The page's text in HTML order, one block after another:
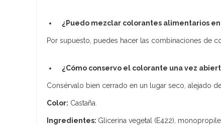
¿Puedo mezclar colorantes alimentarios
Por supuesto, puedes hacer las combinaciones de
¿Cómo conservo el colorante una vez
Consérvalo bien cerrado en un lugar seco, alejado
Color: Castaña.
Ingredientes: Glicerina vegetal (E422),